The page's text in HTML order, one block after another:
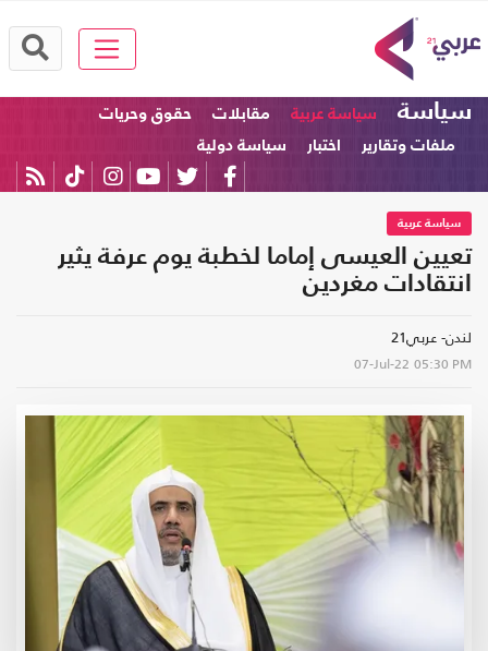
سياسة سياسة عربية مقابلات
حقوق وحريات
ملفات وتقارير
اختبار سياسة دولية
سياسة عربية
تعيين العيسى إماما لخطبة يوم عرفة يثير
انتقادات مغردين
لندن- عربي21
07-Jul-22 05:30 PM